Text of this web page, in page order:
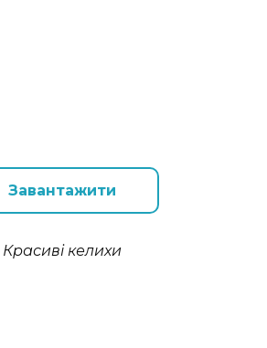
Завантажити
Красиві келихи